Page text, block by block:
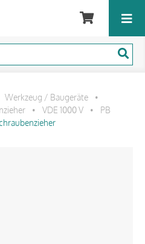
Werkzeug / Baugeräte
•
• VDE 1000 V •
PB